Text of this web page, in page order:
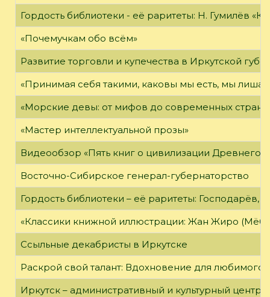
Гордость библиотеки - её раритеты: Н. Гумилёв
«Почемучкам обо всём»
Развитие торговли и купечества в Иркутской
«Принимая себя такими, каковы мы есть, мы
«Морские девы: от мифов до современных
«Мастер интеллектуальной прозы»
Видеообзор «Пять книг о цивилизации Древнего
Восточно-Сибирское генерал-губернаторство
Гордость библиотеки – её раритеты:
«Классики книжной иллюстрации: Жан Жиро
Ссыльные декабристы в Иркутске
Раскрой свой талант: Вдохновение для любимого
Иркутск – административный и культурный центр